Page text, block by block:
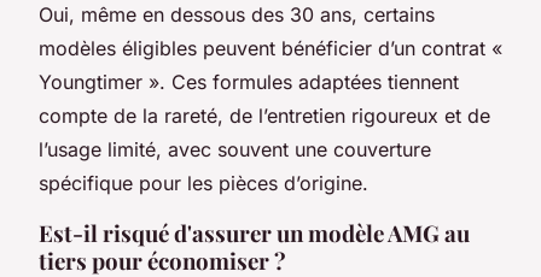
Oui, même en dessous des 30 ans, certains
modèles éligibles peuvent bénéficier d’un contrat «
Youngtimer ». Ces formules adaptées tiennent
compte de la rareté, de l’entretien rigoureux et de
l’usage limité, avec souvent une couverture
spécifique pour les pièces d’origine.
Est-il risqué d'assurer un modèle AMG au
tiers pour économiser ?